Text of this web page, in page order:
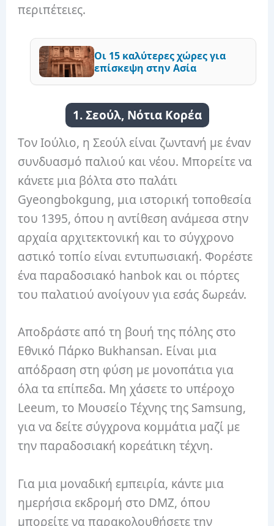
περιπέτειες.
Οι 15 καλύτερες χώρες για
επίσκεψη στην Ασία
1. Σεούλ, Νότια Κορέα
Τον Ιούλιο, η Σεούλ είναι ζωντανή με έναν
συνδυασμό παλιού και νέου. Μπορείτε να
κάνετε μια βόλτα στο παλάτι
Gyeongbokgung, μια ιστορική τοποθεσία
του 1395, όπου η αντίθεση ανάμεσα στην
αρχαία αρχιτεκτονική και το σύγχρονο
αστικό τοπίο είναι εντυπωσιακή. Φορέστε
ένα παραδοσιακό hanbok και οι πόρτες
του παλατιού ανοίγουν για εσάς δωρεάν.
Αποδράστε από τη βουή της πόλης στο
Εθνικό Πάρκο Bukhansan. Είναι μια
απόδραση στη φύση με μονοπάτια για
όλα τα επίπεδα. Μη χάσετε το υπέροχο
Leeum, το Μουσείο Τέχνης της Samsung,
για να δείτε σύγχρονα κομμάτια μαζί με
την παραδοσιακή κορεάτικη τέχνη.
Για μια μοναδική εμπειρία, κάντε μια
ημερήσια εκδρομή στο DMZ, όπου
μπορείτε να παρακολουθήσετε την